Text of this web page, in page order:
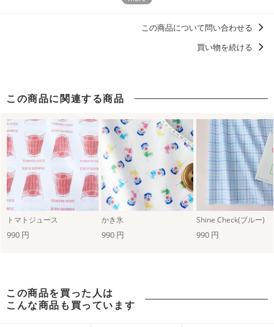
この商品について問い合わせる
買い物を続ける
この商品に関連する商品
トマトジュース かき氷 Shine Check(ブルー)
990 円 990 円 990 円
この商品を買った人は
こんな商品も買っています